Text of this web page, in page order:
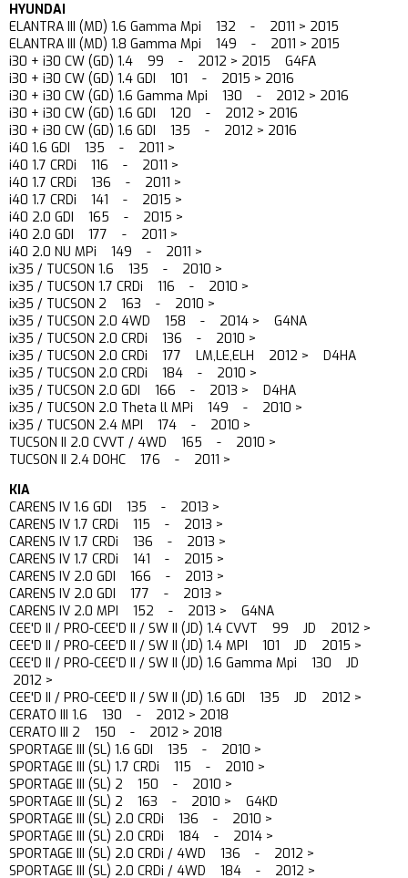
HYUNDAI
ELANTRA III (MD) 1.6 Gamma Mpi 132 - 2011 > 2015
ELANTRA III (MD) 1.8 Gamma Mpi 149 - 2011 > 2015
i30 + i30 CW (GD) 1.4 99 - 2012 > 2015 G4FA
i30 + i30 CW (GD) 1.4 GDI 101 - 2015 > 2016
i30 + i30 CW (GD) 1.6 Gamma Mpi 130 - 2012 > 2016
i30 + i30 CW (GD) 1.6 GDI 120 - 2012 > 2016
i30 + i30 CW (GD) 1.6 GDI 135 - 2012 > 2016
i40 1.6 GDI 135 - 2011 >
i40 1.7 CRDi 116 - 2011 >
i40 1.7 CRDi 136 - 2011 >
i40 1.7 CRDi 141 - 2015 >
i40 2.0 GDI 165 - 2015 >
i40 2.0 GDI 177 - 2011 >
i40 2.0 NU MPi 149 - 2011 >
ix35 / TUCSON 1.6 135 - 2010 >
ix35 / TUCSON 1.7 CRDi 116 - 2010 >
ix35 / TUCSON 2 163 - 2010 >
ix35 / TUCSON 2.0 4WD 158 - 2014 > G4NA
ix35 / TUCSON 2.0 CRDi 136 - 2010 >
ix35 / TUCSON 2.0 CRDi 177 LM,LE,ELH 2012 > D4HA
ix35 / TUCSON 2.0 CRDi 184 - 2010 >
ix35 / TUCSON 2.0 GDI 166 - 2013 > D4HA
ix35 / TUCSON 2.0 Theta ll MPi 149 - 2010 >
ix35 / TUCSON 2.4 MPI 174 - 2010 >
TUCSON II 2.0 CVVT / 4WD 165 - 2010 >
TUCSON II 2.4 DOHC 176 - 2011 >
KIA
CARENS IV 1.6 GDI 135 - 2013 >
CARENS IV 1.7 CRDi 115 - 2013 >
CARENS IV 1.7 CRDi 136 - 2013 >
CARENS IV 1.7 CRDi 141 - 2015 >
CARENS IV 2.0 GDI 166 - 2013 >
CARENS IV 2.0 GDI 177 - 2013 >
CARENS IV 2.0 MPI 152 - 2013 > G4NA
CEE'D II / PRO-CEE'D II / SW II (JD) 1.4 CVVT 99 JD 2012 >
CEE'D II / PRO-CEE'D II / SW II (JD) 1.4 MPI 101 JD 2015 >
CEE'D II / PRO-CEE'D II / SW II (JD) 1.6 Gamma Mpi 130 JD
2012 >
CEE'D II / PRO-CEE'D II / SW II (JD) 1.6 GDI 135 JD 2012 >
CERATO III 1.6 130 - 2012 > 2018
CERATO III 2 150 - 2012 > 2018
SPORTAGE III (SL) 1.6 GDI 135 - 2010 >
SPORTAGE III (SL) 1.7 CRDi 115 - 2010 >
SPORTAGE III (SL) 2 150 - 2010 >
SPORTAGE III (SL) 2 163 - 2010 > G4KD
SPORTAGE III (SL) 2.0 CRDi 136 - 2010 >
SPORTAGE III (SL) 2.0 CRDi 184 - 2014 >
SPORTAGE III (SL) 2.0 CRDi / 4WD 136 - 2012 >
SPORTAGE III (SL) 2.0 CRDi / 4WD 184 - 2012 >